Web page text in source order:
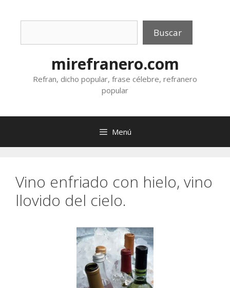
Buscar
mirefranero.com
Refran, dicho popular, frase célebre, refranero
popular
Menú
Vino enfriado con hielo, vino
llovido del cielo.